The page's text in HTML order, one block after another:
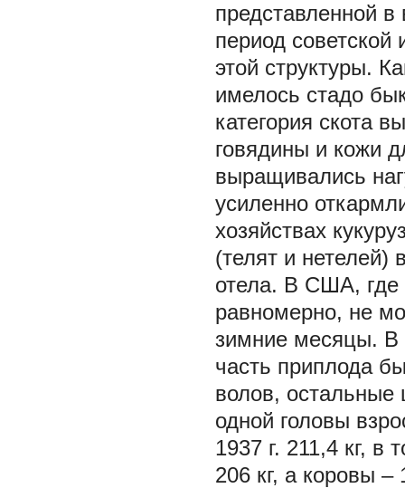
представленной
период советской
этой структуры.
имелось стадо
категория скота
говядины и кожи
выращивались
усиленно
хозяйствах
(телят и
отела. В США, где
равномерно, не
зимние месяцы. В
часть приплода
волов,
одной головы
1937 г. 211,4 кг, в
206 кг, а коровы –